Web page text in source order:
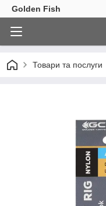
Golden Fish
Товари та послуги